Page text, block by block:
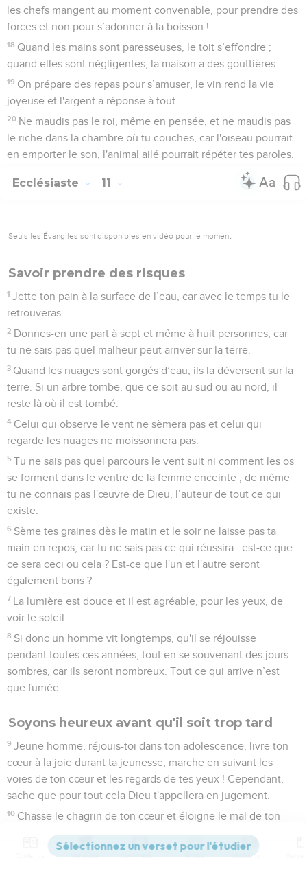
les chefs mangent au moment convenable, pour prendre des
forces et non pour s’adonner à la boisson !
18 Quand les mains sont paresseuses, le toit s’effondre ;
quand elles sont négligentes, la maison a des gouttières.
19 On prépare des repas pour s’amuser, le vin rend la vie
joyeuse et l'argent a réponse à tout.
20 Ne maudis pas le roi, même en pensée, et ne maudis pas
le riche dans la chambre où tu couches, car l'oiseau pourrait
en emporter le son, l'animal ailé pourrait répéter tes paroles.
Ecclésiaste 11
Seuls les Évangiles sont disponibles en vidéo pour le moment.
Savoir prendre des risques
1 Jette ton pain à la surface de l’eau, car avec le temps tu le
retrouveras.
2 Donnes-en une part à sept et même à huit personnes, car
tu ne sais pas quel malheur peut arriver sur la terre.
3 Quand les nuages sont gorgés d’eau, ils la déversent sur la
terre. Si un arbre tombe, que ce soit au sud ou au nord, il
reste là où il est tombé.
4 Celui qui observe le vent ne sèmera pas et celui qui
regarde les nuages ne moissonnera pas.
5 Tu ne sais pas quel parcours le vent suit ni comment les os
se forment dans le ventre de la femme enceinte ; de même
tu ne connais pas l'œuvre de Dieu, l’auteur de tout ce qui
existe.
6 Sème tes graines dès le matin et le soir ne laisse pas ta
main en repos, car tu ne sais pas ce qui réussira : est-ce que
ce sera ceci ou cela ? Est-ce que l'un et l'autre seront
également bons ?
7 La lumière est douce et il est agréable, pour les yeux, de
voir le soleil.
8 Si donc un homme vit longtemps, qu'il se réjouisse
pendant toutes ces années, tout en se souvenant des jours
sombres, car ils seront nombreux. Tout ce qui arrive n’est
que fumée.
Soyons heureux avant qu'il soit trop tard
9 Jeune homme, réjouis-toi dans ton adolescence, livre ton
cœur à la joie durant ta jeunesse, marche en suivant les
voies de ton cœur et les regards de tes yeux ! Cependant,
sache que pour tout cela Dieu t'appellera en jugement.
10 Chasse le chagrin de ton cœur et éloigne le mal de ton
corps, car l’adolescence et la jeunesse partent en fumée.
Ecclésiaste 12
Versions Commentaires Strong